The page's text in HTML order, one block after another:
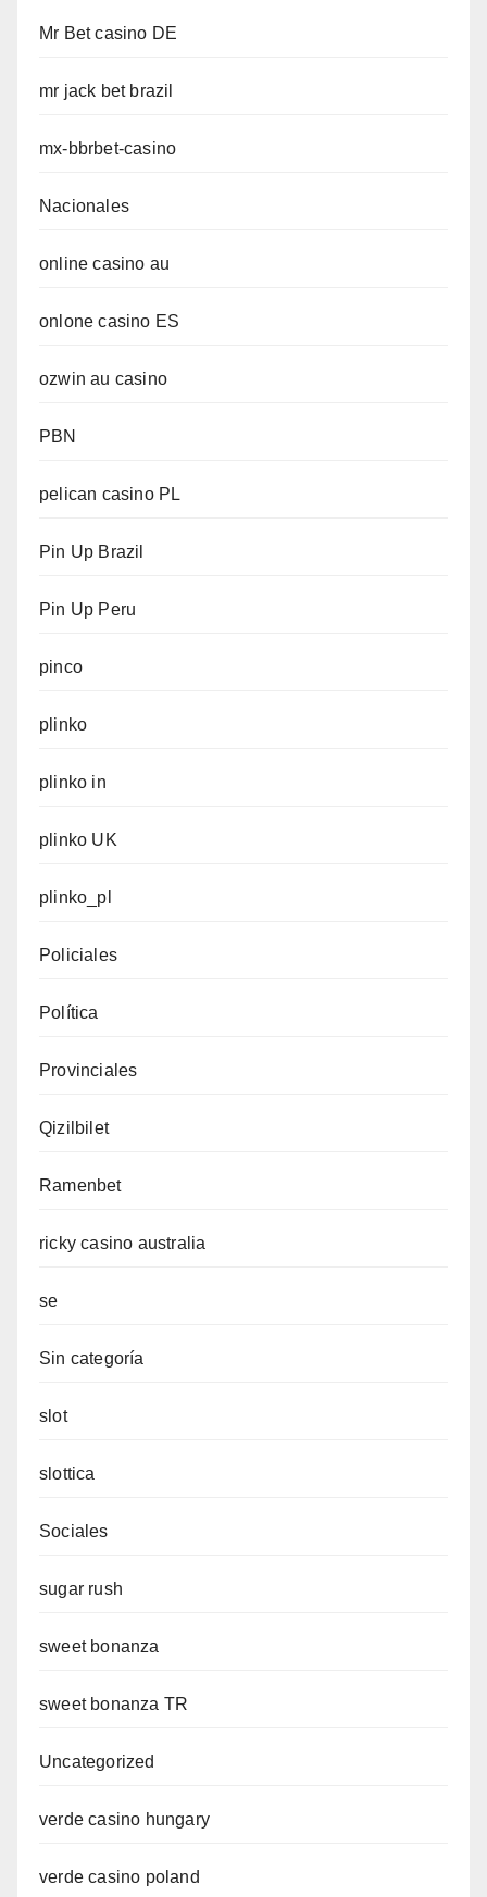
Mr Bet casino DE
mr jack bet brazil
mx-bbrbet-casino
Nacionales
online casino au
onlone casino ES
ozwin au casino
PBN
pelican casino PL
Pin Up Brazil
Pin Up Peru
pinco
plinko
plinko in
plinko UK
plinko_pl
Policiales
Política
Provinciales
Qizilbilet
Ramenbet
ricky casino australia
se
Sin categoría
slot
slottica
Sociales
sugar rush
sweet bonanza
sweet bonanza TR
Uncategorized
verde casino hungary
verde casino poland